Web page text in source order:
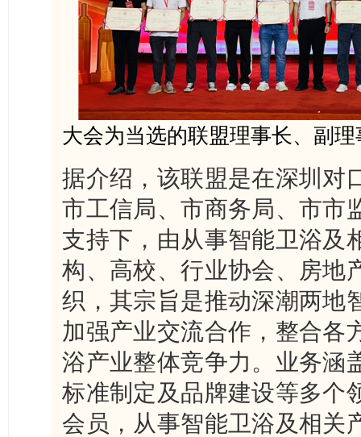
大会为当选的联盟理事长、副
据介绍，该联盟是在深圳对
市工信局、市商务局、市市
支持下，由从事智能卫浴及
构、高校、行业协会、房地
织，其宗旨是推动深潮两地
加强产业交流合作，整合各
浴产业整体竞争力。业务涵
标准制定及品牌建设等多个
会员，从事智能卫浴及相关